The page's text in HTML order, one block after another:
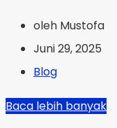
oleh Mustofa
Juni 29, 2025
Blog
Baca lebih banyak